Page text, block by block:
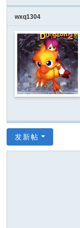
wxq1304
发新帖